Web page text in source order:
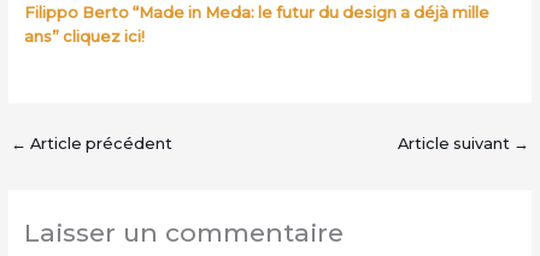
Filippo Berto “Made in Meda: le futur du design a déjà mille
ans” cliquez ici!
← Article précédent Article suivant →
Laisser un commentaire